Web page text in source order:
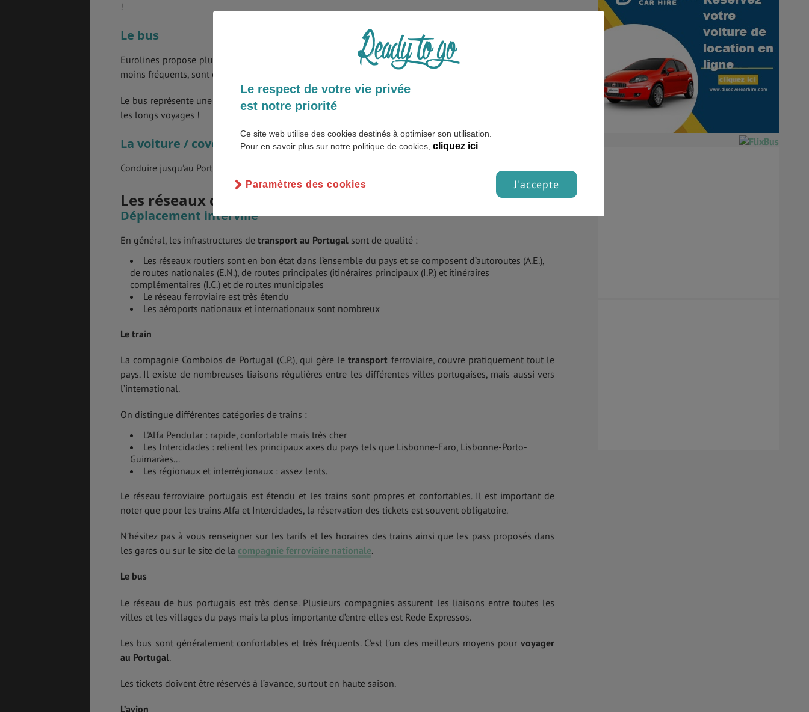
!
Le bus
Eurolines propose plusieurs lignes régulières au départ de Paris vers Lisbonne et Porto. D’autres départs,
moins fréquents, sont également prévus depuis plusieurs autres villes françaises (Toulouse, Rennes…).
Le bus représente une solution très économique pour
les longs voyages !
La voiture / covoiturage
Conduire jusqu’au Portugal reste une possibilité. Pour réduire les dépenses, optez pour le covoiturage.
Les réseaux de transports au Portugal
Déplacement interville
En général, les infrastructures de transport au Portugal sont de qualité :
Les réseaux routiers sont en bon état dans l’ensemble du pays et se composent d’autoroutes (A.E.),
de routes nationales (E.N.), de routes principales (itinéraires principaux (I.P.) et itinéraires
complémentaires (I.C.) et de routes municipales
Le réseau ferroviaire est très étendu
Les aéroports nationaux et internationaux sont nombreux
Le train
La compagnie Comboios de Portugal (C.P.), qui gère letransport ferroviaire, couvre pratiquement tout le
pays. Il existe de nombreuses liaisons régulières entre les différentes villes portugaises, mais aussi vers
l’international.
On distingue différentes catégories de trains :
L'Alfa Pendular : rapide, confortable mais très cher
Les Intercidades : relient les principaux axes du pays tels que Lisbonne-Faro, Lisbonne-Porto-
Guimarães...
Les régionaux et interrégionaux : assez lents.
Le réseau ferroviaire portugais est étendu et les trains sont propres et confortables. Il est important de
noter que pour les trains Alfa et Intercidades, la réservation des tickets est souvent obligatoire.
N’hésitez pas à vous renseigner sur les tarifs et les horaires des trains ainsi que les pass proposés dans
les gares ou sur le site de la compagnie ferroviaire nationale.
Le bus
Le réseau de bus portugais est très dense. Plusieurs compagnies assurent les liaisons entre toutes les
villes et les villages du pays mais la plus importante d’entre elles est Rede Expressos.
Les bus sont généralement confortables et très fréquents. C’est l’un des meilleurs moyens pour voyager
au Portugal.
Les tickets doivent être réservés à l’avance, surtout en haute saison.
L’avion
Le respect de votre vie privée
est notre priorité
Ce site web utilise des cookies destinés à optimiser son utilisation.
Pour en savoir plus sur notre politique de cookies, cliquez ici
J'accepte
Paramètres des cookies